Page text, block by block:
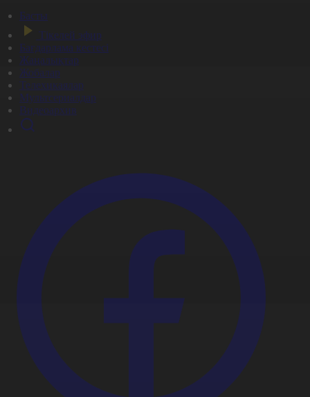
Басты
Тікелей эфир
Бағдарлама кестесі
Жаңалықтар
Жобалар
Телехикаялар
Мультсериалдар
Видеоархив